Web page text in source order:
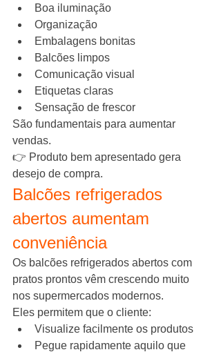
Boa iluminação
Organização
Embalagens bonitas
Balcões limpos
Comunicação visual
Etiquetas claras
Sensação de frescor
São fundamentais para aumentar
vendas.
👉 Produto bem apresentado gera
desejo de compra.
Balcões refrigerados
abertos aumentam
conveniência
Os balcões refrigerados abertos com
pratos prontos vêm crescendo muito
nos supermercados modernos.
Eles permitem que o cliente:
Visualize facilmente os produtos
Pegue rapidamente aquilo que